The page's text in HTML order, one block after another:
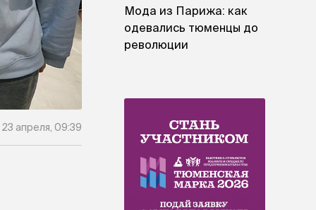
23 апреля, 09:39
Мода из Парижа: как
одевались тюменцы до
революции